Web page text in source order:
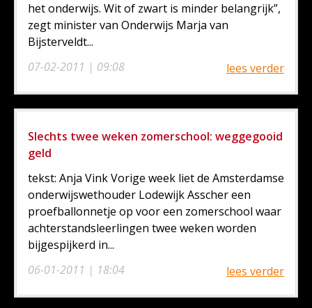
07-02-2011 | 09:08
het onderwijs. Wit of zwart is minder belangrijk”,
zegt minister van Onderwijs Marja van
Bijsterveldt...
lees verder
Slechts twee weken zomerschool: weggegooid
geld
06-01-2011 | 18:04
tekst: Anja Vink Vorige week liet de Amsterdamse
onderwijswethouder Lodewijk Asscher een
proefballonnetje op voor een zomerschool waar
achterstandsleerlingen twee weken worden
bijgespijkerd in...
lees verder